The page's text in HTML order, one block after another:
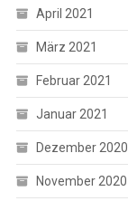
April 2021
März 2021
Februar 2021
Januar 2021
Dezember 2020
November 2020